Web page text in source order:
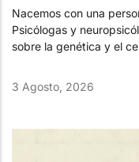
Nacemos con una
Psicólogas y
sobre la genética y el
3 Agosto, 2026